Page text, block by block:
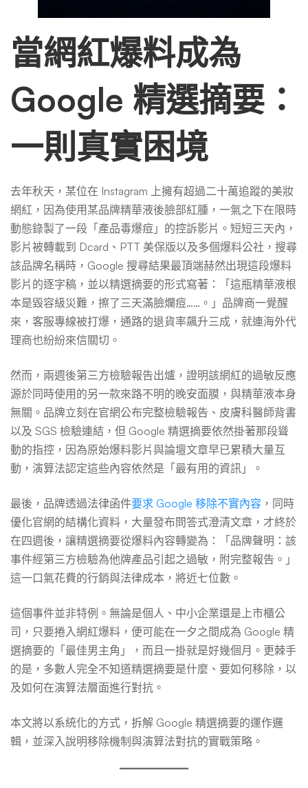
精
選
摘
要，
移
除
機
制
與
演
算
法
對
抗
實
例
當網紅爆料成為
Google 精選摘要：
一則真實困境
去年秋天，某位在 Instagram 上擁有超過二十萬追蹤的美妝
網紅，因為使用某品牌精華液後臉部紅腫，一氣之下在限時
動態錄製了一段「產品毒爆痘」的控訴影片。短短三天內，
影片被轉載到 Dcard、PTT 美保版以及多個爆料公社，搜尋
該品牌名稱時，Google 搜尋結果最頂端赫然出現這段爆料
影片的逐字稿，並以精選摘要的形式寫著：「這瓶精華液根
本是毀容級災難，擦了三天滿臉爛痘……。」品牌商一覺醒
來，客服專線被打爆，通路的退貨率飆升三成，就連海外代
理商也紛紛來信關切。
然而，兩週後第三方檢驗報告出爐，證明該網紅的過敏反應
源於同時使用的另一款來路不明的晚安面膜，與精華液本身
無關。品牌立刻在官網公布完整檢驗報告、皮膚科醫師背書
以及 SGS 檢驗連結，但 Google 精選摘要依然掛著那段聳
動的指控，因為原始爆料影片與論壇文章早已累積大量互
動，演算法認定這些內容依然是「最有用的資訊」。
最後，品牌透過法律函件要求 Google 移除不實內容 ，同時
優化官網的結構化資料，大量發布問答式澄清文章，才終於
在四週後，讓精選摘要從爆料內容轉變為：「品牌聲明：該
事件經第三方檢驗為他牌產品引起之過敏，附完整報告。」
這一口氣花費的行銷與法律成本，將近七位數。
這個事件並非特例。無論是個人、中小企業還是上市櫃公
司，只要捲入網紅爆料，便可能在一夕之間成為 Google 精
選摘要的「最佳男主角」，而且一掛就是好幾個月。更棘手
的是，多數人完全不知道精選摘要是什麼、要如何移除，以
及如何在演算法層面進行對抗。
本文將以系統化的方式，拆解 Google 精選摘要的運作邏
輯，並深入說明移除機制與演算法對抗的實戰策略。